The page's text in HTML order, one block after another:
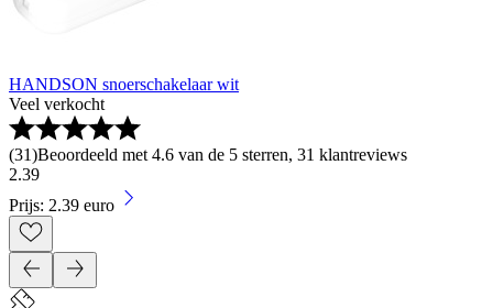
HANDSON snoerschakelaar wit
Veel verkocht
(31)Beoordeeld met 4.6 van de 5 sterren, 31 klantreviews
2.39
Prijs: 2.39 euro